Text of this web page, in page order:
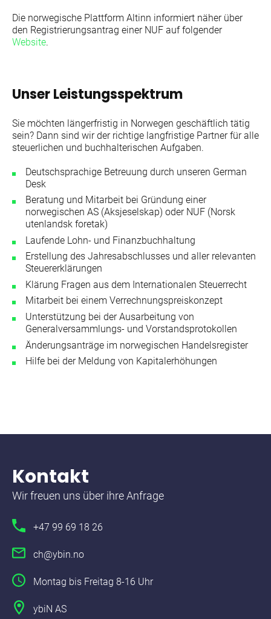
Die norwegische Plattform Altinn informiert näher über
den Registrierungsantrag einer NUF auf folgender
Website.
Unser Leistungsspektrum
Sie möchten längerfristig in Norwegen geschäftlich tätig
sein? Dann sind wir der richtige langfristige Partner für alle
steuerlichen und buchhalterischen Aufgaben.
Deutschsprachige Betreuung durch unseren German
Desk
Beratung und Mitarbeit bei Gründung einer
norwegischen AS (Aksjeselskap) oder NUF (Norsk
utenlandsk foretak)
Laufende Lohn- und Finanzbuchhaltung
Erstellung des Jahresabschlusses und aller relevanten
Steuererklärungen
Klärung Fragen aus dem Internationalen Steuerrecht
Mitarbeit bei einem Verrechnungspreiskonzept
Unterstützung bei der Ausarbeitung von
Generalversammlungs- und Vorstandsprotokollen
Änderungsanträge im norwegischen Handelsregister
Hilfe bei der Meldung von Kapitalerhöhungen
Kontakt
Wir freuen uns über ihre Anfrage
+47 99 69 18 26
ch@ybin.no
Montag bis Freitag 8-16 Uhr
ybiN AS